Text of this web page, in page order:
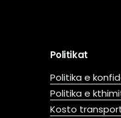
Politikat
Politika e
Politika e
Kosto